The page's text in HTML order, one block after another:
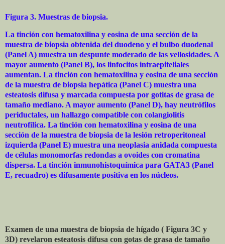
Figura 3. Muestras de biopsia.
La tinción con hematoxilina y eosina de una sección de la
muestra de biopsia obtenida del duodeno y el bulbo duodenal
(Panel A) muestra un despunte moderado de las vellosidades. A
mayor aumento (Panel B), los linfocitos intraepiteliales
aumentan. La tinción con hematoxilina y eosina de una sección
de la muestra de biopsia hepática (Panel C) muestra una
esteatosis difusa y marcada compuesta por gotitas de grasa de
tamaño mediano. A mayor aumento (Panel D), hay neutrófilos
periductales, un hallazgo compatible con colangiolitis
neutrofílica. La tinción con hematoxilina y eosina de una
sección de la muestra de biopsia de la lesión retroperitoneal
izquierda (Panel E) muestra una neoplasia anidada compuesta
de células monomorfas redondas a ovoides con cromatina
dispersa. La tinción inmunohistoquímica para GATA3 (Panel
E, recuadro) es difusamente positiva en los núcleos.
Examen de una muestra de biopsia de hígado ( Figura 3C y
3D) revelaron esteatosis difusa con gotas de grasa de tamaño